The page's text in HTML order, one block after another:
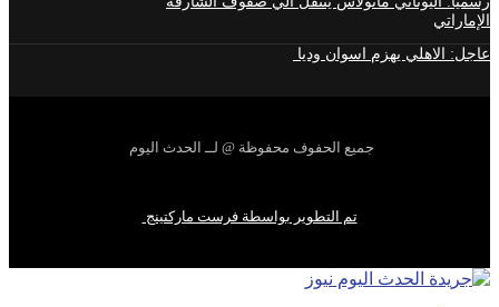
الإماراتي
عاجل: الاهلي يهزم اسوان وديا
جميع الحفوف محفوظة @ لــ الحدث اليوم
تم التطوير بواسطة فرست ماركتينج